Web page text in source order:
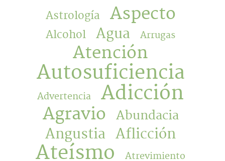
Astrología Aspecto
Alcohol Agua Arrugas
Atención
Autosuficiencia
Advertencia Adicción
Agravio Abundacia
Angustia Aflicción
Ateísmo
Atrevimiento